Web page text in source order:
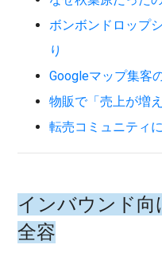
ボンボンドロップ
り
Googleマップ集客
物販で「売上が増
転売コミュニティ
インバウンド
全容